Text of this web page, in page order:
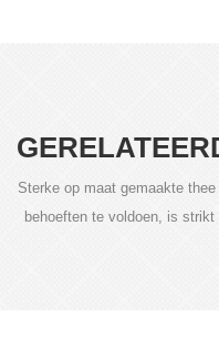
Sterke op maat gemaakte
behoeften te voldoen, is